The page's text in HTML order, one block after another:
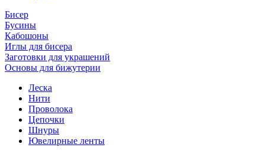
Бисер
Бусины
Кабошоны
Иглы для бисера
Заготовки для украшений
Основы для бижутерии
Леска
Нити
Проволока
Цепочки
Шнуры
Ювелирные ленты